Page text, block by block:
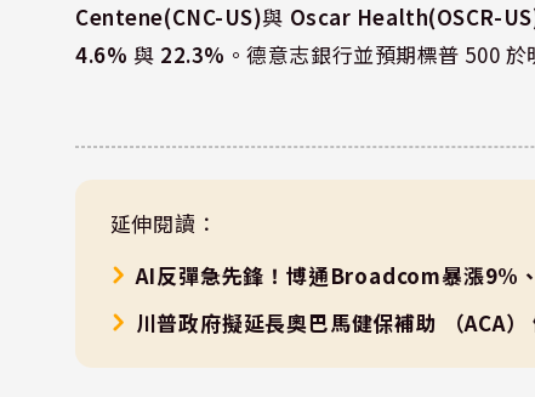
Centene(CNC-US)與 Oscar Health(OSCR-
4.6% 與 22.3% 。德意志銀行並預期標普 500
延伸閱讀：
AI反彈急先鋒！博通Broadcom暴漲9%
川普政府擬延長奧巴馬健保補助 （ACA